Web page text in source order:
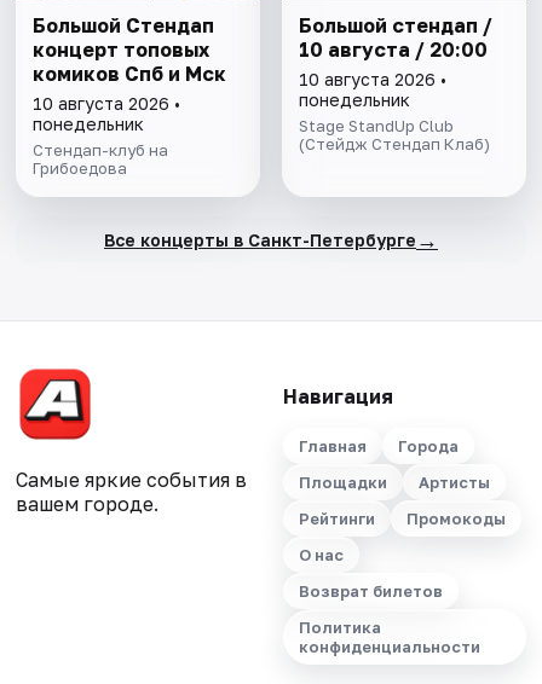
Большой Стендап
концерт топовых
комиков Спб и Мск
10 августа 2026 •
понедельник
Стендап-клуб на
Грибоедова
Большой стендап /
10 августа / 20:00
10 августа 2026 •
понедельник
Stage StandUp Club
(Стейдж Стендап Клаб)
Все концерты в Санкт-Петербурге →
Самые яркие события в
вашем городе.
Навигация
Главная
Города
Площадки
Артисты
Рейтинги
Промокоды
О нас
Возврат билетов
Политика
конфиденциальности